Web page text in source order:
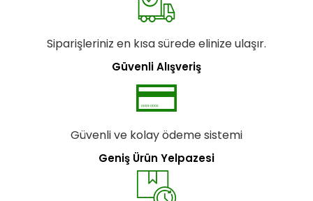
Siparişleriniz en kısa sürede elinize ulaşır.
Güvenli Alışveriş
Güvenli ve kolay ödeme sistemi
Geniş Ürün Yelpazesi